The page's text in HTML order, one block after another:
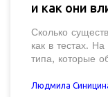
и как они
Сколько
как в тестах.
типа, которые
влияет на
Людмила